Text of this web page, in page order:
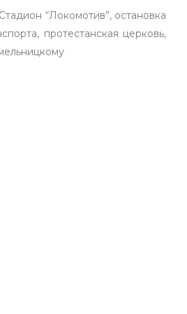
“Локомотив”, остановка
протестанская церковь,